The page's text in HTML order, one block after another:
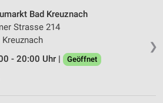
❯
Bad Kreuznach
Strasse 214
Kreuznach
- 20:00 Uhr |
Geöffnet